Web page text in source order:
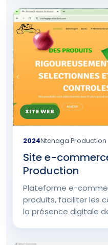
SITE WEB
2024Ntchaga Production
Site e-
Production
Plateforme e-
produits, faciliter les
la présence digitale